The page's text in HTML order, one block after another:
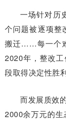
一场针对历
个问题被逐项整
搬迁……每一个
2020年，整改
段取得决定性胜利
而发展质效
2000余万元的